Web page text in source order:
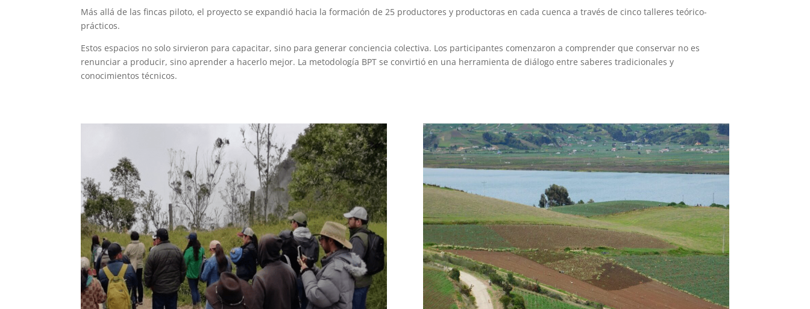
Más allá de las fincas piloto, el proyecto se expandió hacia la formación de 25 productores y productoras en cada cuenca a través de cinco talleres teórico-
prácticos.
Estos espacios no solo sirvieron para capacitar, sino para generar conciencia colectiva. Los participantes comenzaron a comprender que conservar no es
renunciar a producir, sino aprender a hacerlo mejor. La metodología BPT se convirtió en una herramienta de diálogo entre saberes tradicionales y
conocimientos técnicos.